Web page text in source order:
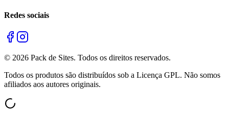
Redes sociais
© 2026 Pack de Sites. Todos os direitos reservados.
Todos os produtos são distribuídos sob a Licença GPL. Não somos
afiliados aos autores originais.